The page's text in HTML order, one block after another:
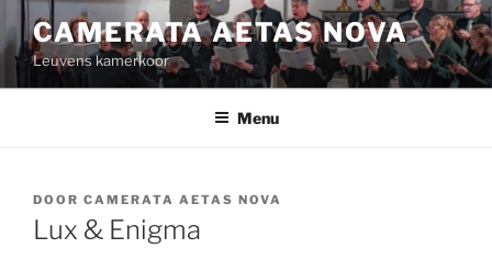
Spring
naar
de
inhoud
CAMERATA AETAS NOVA
Leuvens kamerkoor
Menu
GEPLAATST
OP
DOOR CAMERATA AETAS NOVA
Lux & Enigma